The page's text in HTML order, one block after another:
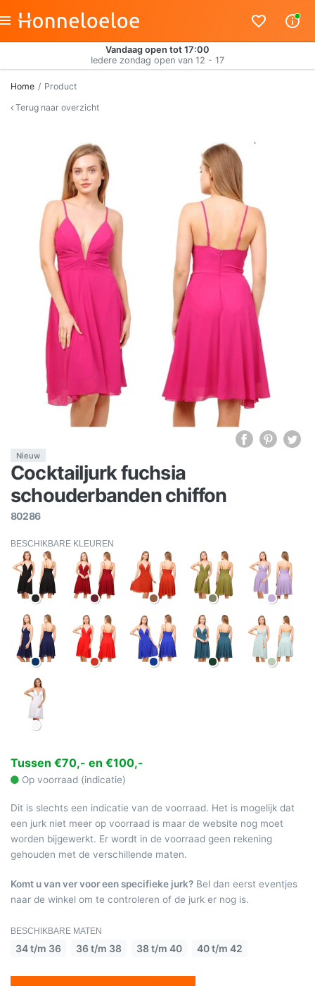
Vandaag open tot 17:00
Iedere zondag open van 12 - 17
Home
Product
Terug naar overzicht
Nieuw
Cocktailjurk fuchsia
schouderbanden chiffon
80286
BESCHIKBARE KLEUREN
Tussen €70,- en €100,-
Op voorraad (indicatie)
Dit is slechts een indicatie van de voorraad. Het is mogelijk dat
een jurk niet meer op voorraad is maar de website nog moet
worden bijgewerkt. Er wordt in de voorraad geen rekening
gehouden met de verschillende maten.
Komt u van ver voor een specifieke jurk? Bel dan eerst eventjes
naar de winkel om te controleren of de jurk er nog is.
BESCHIKBARE MATEN
34 t/m 36 36 t/m 38 38 t/m 40 40 t/m 42